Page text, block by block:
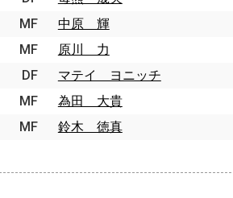
MF 中原 輝
MF 原川 力
DF マテイ ヨニッチ
MF 為田 大貴
MF 鈴木 徳真